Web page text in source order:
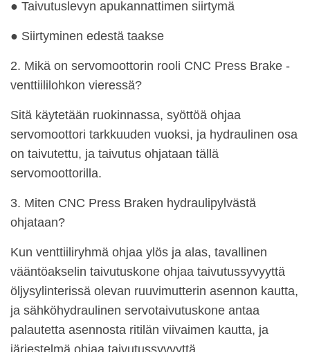
● Taivutuslevyn apukannattimen siirtymä
● Siirtyminen edestä taakse
2. Mikä on servomoottorin rooli CNC Press Brake -
venttiililohkon vieressä?
Sitä käytetään ruokinnassa, syöttöä ohjaa
servomoottori tarkkuuden vuoksi, ja hydraulinen osa
on taivutettu, ja taivutus ohjataan tällä
servomoottorilla.
3. Miten CNC Press Braken hydraulipylvästä
ohjataan?
Kun venttiiliryhmä ohjaa ylös ja alas, tavallinen
vääntöakselin taivutuskone ohjaa taivutussyvyyttä
öljysylinterissä olevan ruuvimutterin asennon kautta,
ja sähköhydraulinen servotaivutuskone antaa
palautetta asennosta ritilän viivaimen kautta, ja
järjestelmä ohjaa taivutussyvyyttä.